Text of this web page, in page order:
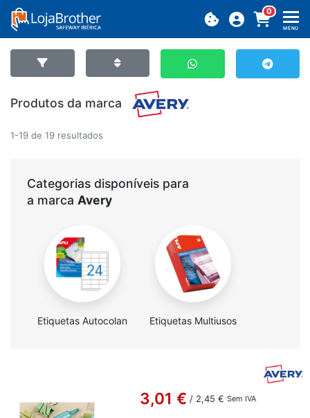
0
MENU
Produtos da marca
1-19 de 19 resultados
Categorias disponíveis para
a marca Avery
Etiquetas Autocolantes Etiquetas Multiusos
3,01 € / 2,45 € Sem IVA